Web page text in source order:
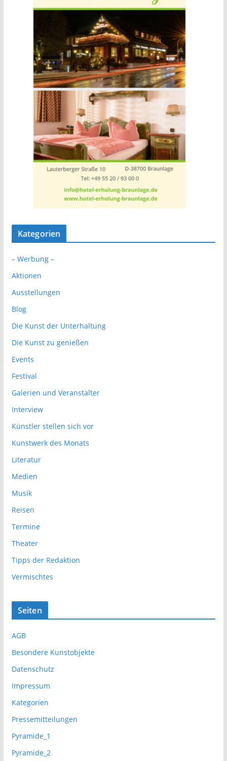
Kategorien
– Werbung –
Aktionen
Ausstellungen
Blog
Die Kunst der Unterhaltung
Die Kunst zu genießen
Events
Festival
Galerien und Veranstalter
Interview
Künstler stellen sich vor
Kunstwerk des Monats
Literatur
Medien
Musik
Reisen
Termine
Theater
Tipps der Redaktion
Vermischtes
Seiten
AGB
Besondere Kunstobjekte
Datenschutz
Impressum
Kategorien
Pressemitteilungen
Pyramide_1
Pyramide_2